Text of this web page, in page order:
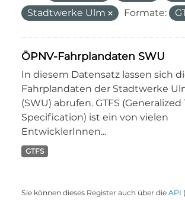
Stadtwerke Ulm
Formate:
ÖPNV-Fahrplandaten SWU
In diesem Datensatz lassen sich
Fahrplandaten der Stadtwerke
(SWU) abrufen. GTFS
Specification) ist ein von vielen
EntwicklerInnen...
GTFS
Sie können dieses Register auch über die API